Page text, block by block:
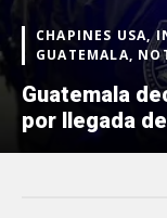
CHAPINES USA,
GUATEMALA,
Guatemala
por llegada